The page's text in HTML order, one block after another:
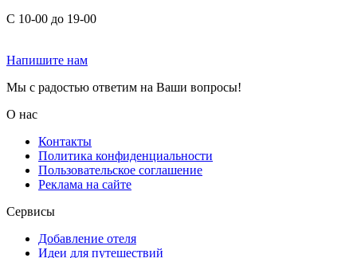
С 10-00 до 19-00
Напишите нам
Мы с радостью ответим на Ваши вопросы!
О нас
Контакты
Политика конфиденциальности
Пользовательское соглашение
Реклама на сайте
Сервисы
Добавление отеля
Идеи для путешествий